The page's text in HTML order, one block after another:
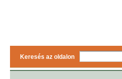
Keresés az oldalon